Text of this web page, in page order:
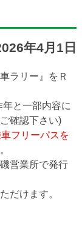
年4月1日
ラリー』をＲ
と一部内容に
確認下さい)
フリーパスを
営業所で発行
だけます。